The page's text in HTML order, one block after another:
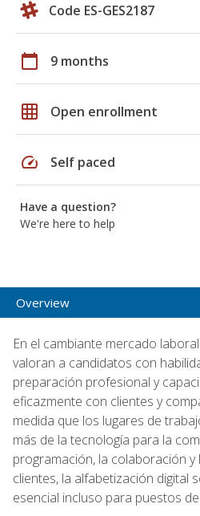
Code ES-GES2187
calendar_today 9 months
grid_on Open enrollment
speed Self paced
Have a question?
We're here to help
Overview
En el cambiante mercado
valoran a candidatos con
preparación profesional y
eficazmente con clientes y
medida que los lugares de
más de la tecnología para la
programación, la colaboración
clientes, la alfabetización digital
esencial incluso para puestos de